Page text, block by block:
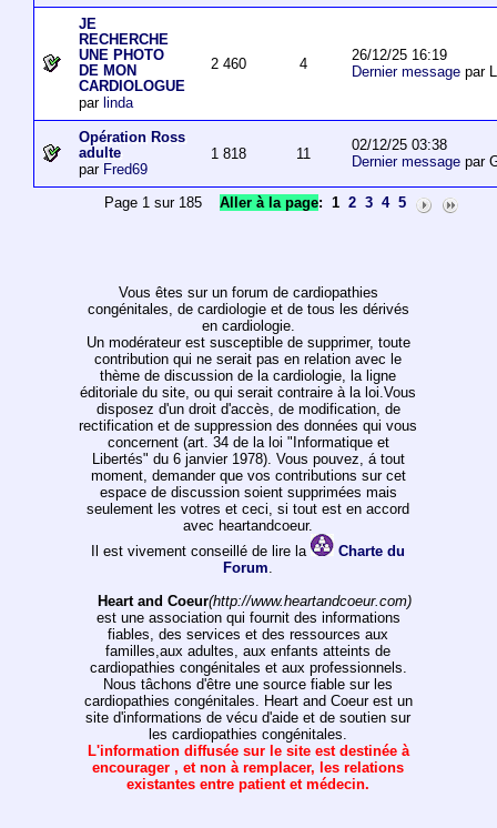
JE
RECHERCHE
UNE PHOTO
DE MON
CARDIOLOGUE
par linda
2 460 4
26/12/25 16:19
Dernier messagepar
Opération Ross
adulte
par Fred69
1 818 11
02/12/25 03:38
Dernier messagepar
Page 1 sur 185Aller à la page: 1 2 3 4 5
Vous êtes sur un forum de cardiopathies
congénitales, de cardiologie et de tous les dérivés
en cardiologie.
Un modérateur est susceptible de supprimer, toute
contribution qui ne serait pas en relation avec le
thème de discussion de la cardiologie, la ligne
éditoriale du site, ou qui serait contraire à la loi.Vous
disposez d'un droit d'accès, de modification, de
rectification et de suppression des données qui vous
concernent (art. 34 de la loi "Informatique et
Libertés" du 6 janvier 1978). Vous pouvez, á tout
moment, demander que vos contributions sur cet
espace de discussion soient supprimées mais
seulement les votres et ceci, si tout est en accord
avec heartandcoeur.
Il est vivement conseillé de lire la
Charte du
Forum.
Heart and Coeur(http://www.heartandcoeur.com)
est une association qui fournit des informations
fiables, des services et des ressources aux
familles,aux adultes, aux enfants atteints de
cardiopathies congénitales et aux professionnels.
Nous tâchons d'être une source fiable sur les
cardiopathies congénitales. Heart and Coeur est un
site d'informations de vécu d'aide et de soutien sur
les cardiopathies congénitales.
L'information diffusée sur le site est destinée à
encourager , et non à remplacer, les relations
existantes entre patient et médecin.